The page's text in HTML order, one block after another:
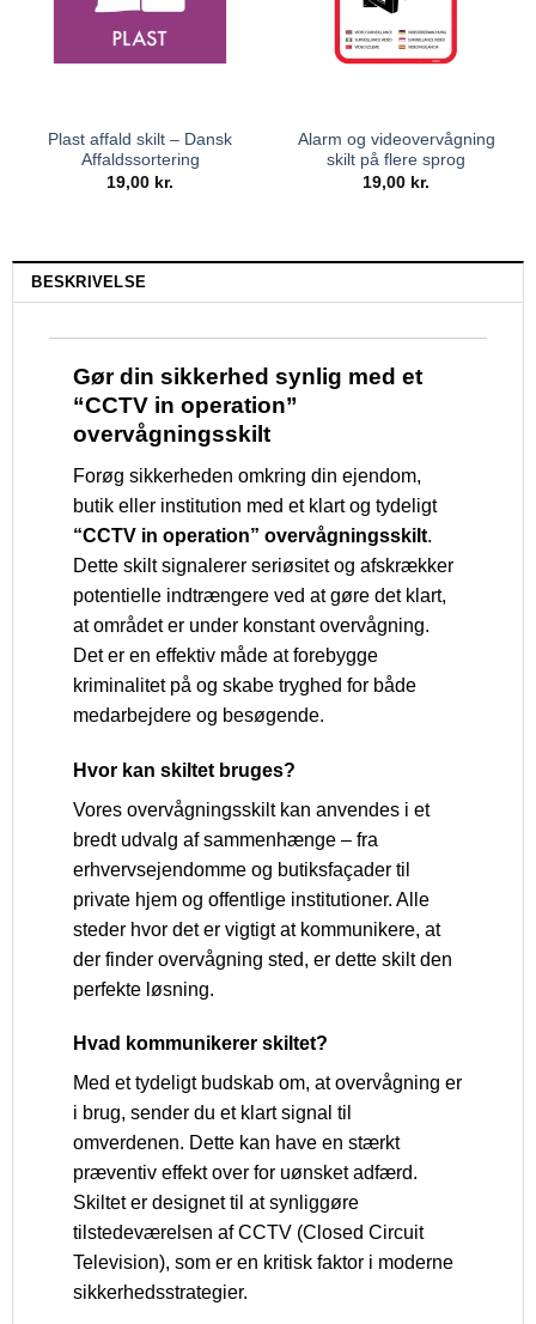
Plast affald skilt – Dansk
Affaldssortering
19,00 kr.
Alarm og videovervågning
skilt på flere sprog
19,00 kr.
BESKRIVELSE
Gør din sikkerhed synlig med et
“CCTV in operation”
overvågningsskilt
Forøg sikkerheden omkring din ejendom,
butik eller institution med et klart og tydeligt
“CCTV in operation” overvågningsskilt.
Dette skilt signalerer seriøsitet og afskrækker
potentielle indtrængere ved at gøre det klart,
at området er under konstant overvågning.
Det er en effektiv måde at forebygge
kriminalitet på og skabe tryghed for både
medarbejdere og besøgende.
Hvor kan skiltet bruges?
Vores overvågningsskilt kan anvendes i et
bredt udvalg af sammenhænge – fra
erhvervsejendomme og butiksfaçader til
private hjem og offentlige institutioner. Alle
steder hvor det er vigtigt at kommunikere, at
der finder overvågning sted, er dette skilt den
perfekte løsning.
Hvad kommunikerer skiltet?
Med et tydeligt budskab om, at overvågning er
i brug, sender du et klart signal til
omverdenen. Dette kan have en stærkt
præventiv effekt over for uønsket adfærd.
Skiltet er designet til at synliggøre
tilstedeværelsen af CCTV (Closed Circuit
Television), som er en kritisk faktor i moderne
sikkerhedsstrategier.